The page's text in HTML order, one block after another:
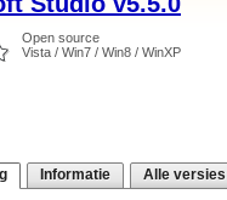
Open source
Vista / Win7 / Win8 / WinXP
Informatie Alle versies